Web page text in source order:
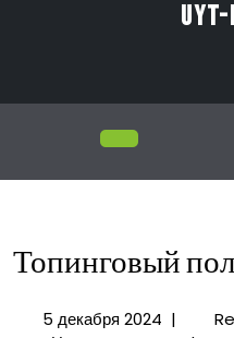
uyt-
Топинговый
5 декабря 20245 |